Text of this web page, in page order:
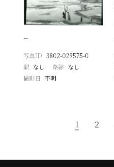
−
写真ID 3802-029575-0
駅 なし 路線 なし
撮影日
不明
1 2